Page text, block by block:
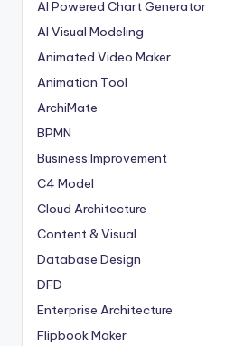
AI Powered Chart Generator
AI Visual Modeling
Animated Video Maker
Animation Tool
ArchiMate
BPMN
Business Improvement
C4 Model
Cloud Architecture
Content & Visual
Database Design
DFD
Enterprise Architecture
Flipbook Maker